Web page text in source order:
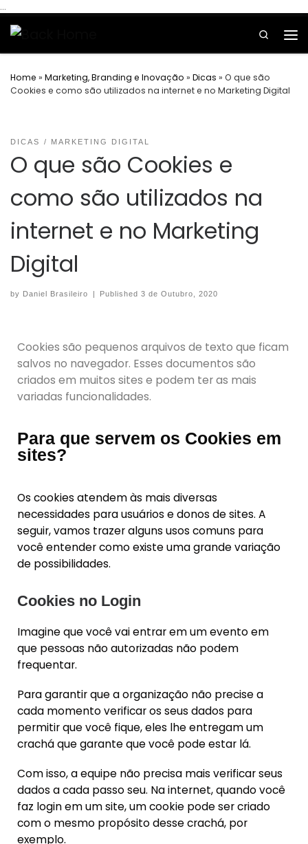
...
Search
Home » Marketing, Branding e Inovação » Dicas » O que são
Cookies e como são utilizados na internet e no Marketing Digital
DICAS MARKETING DIGITAL
O que são Cookies e
como são utilizados na
internet e no Marketing
Digital
by Daniel Brasileiro Published3 de Outubro, 2020
Cookies são pequenos arquivos de texto que ficam
salvos no navegador. Esses documentos são
criados em muitos sites e podem ter as mais
variadas funcionalidades.
Para que servem os Cookies em
sites?
Os cookies atendem às mais diversas
necessidades para usuários e donos de sites. A
seguir, vamos trazer alguns usos comuns para
você entender como existe uma grande variação
de possibilidades.
Cookies no Login
Imagine que você vai entrar em um evento em
que pessoas não autorizadas não podem
frequentar.
Para garantir que a organização não precise a
cada momento verificar os seus dados para
permitir que você fique, eles lhe entregam um
crachá que garante que você pode estar lá.
Com isso, a equipe não precisa mais verificar seus
dados a cada passo seu. Na internet, quando você
faz login em um site, um cookie pode ser criado
com o mesmo propósito desse crachá, por
exemplo.